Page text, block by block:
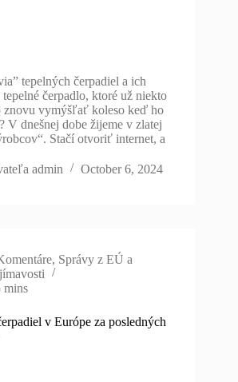
tepelných čerpadiel a ich
čerpadlo, ktoré už niekto
znovu vymýšľať koleso keď ho
V dnešnej dobe žijeme v zlatej
Stačí otvoriť internet, a
admin October 6, 2024
, Správy z EÚ a
mins
v Európe za posledných